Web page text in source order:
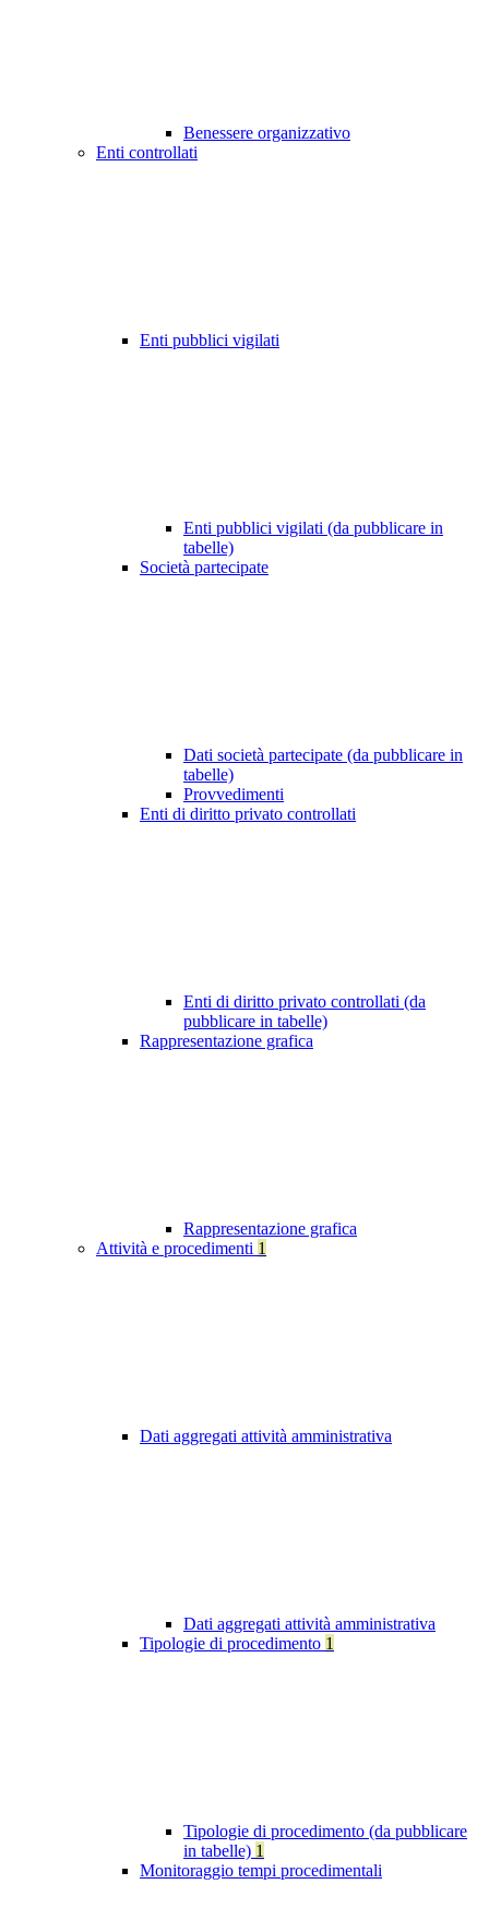
Benessere organizzativo
Enti controllati
Enti pubblici vigilati
Enti pubblici vigilati (da pubblicare in
tabelle)
Società partecipate
Dati società partecipate (da pubblicare in
tabelle)
Provvedimenti
Enti di diritto privato controllati
Enti di diritto privato controllati (da
pubblicare in tabelle)
Rappresentazione grafica
Rappresentazione grafica
Attività e procedimenti 1
Dati aggregati attività amministrativa
Dati aggregati attività amministrativa
Tipologie di procedimento 1
Tipologie di procedimento (da pubblicare
in tabelle) 1
Monitoraggio tempi procedimentali